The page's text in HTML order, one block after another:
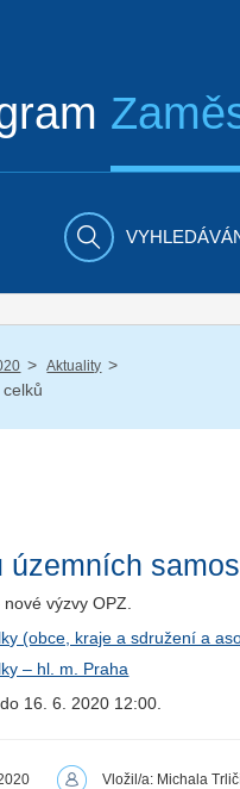
/ Aktuality /
výzvy OPZ.
(obce, kraje a sdružení a
– hl. m. Praha
16. 6. 2020 12:00.
Vložil/a: Michala